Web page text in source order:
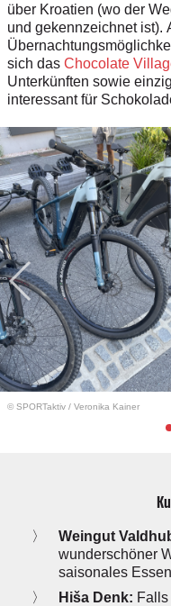
über Kroatien (wo der
und gekennzeichnet ist).
sich das Chocolate
Unterkünften sowie
interessant für
© SPORTaktiv / Veronika Kainer
Weingut
wunderschöner
saisonales
Hiša Denk: